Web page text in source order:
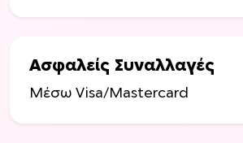
Ασφαλείς Συναλλαγές
Μέσω Visa/Mastercard